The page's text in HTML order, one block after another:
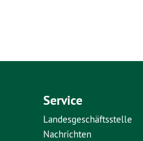
Service
Landesgeschäftsstelle
Nachrichten